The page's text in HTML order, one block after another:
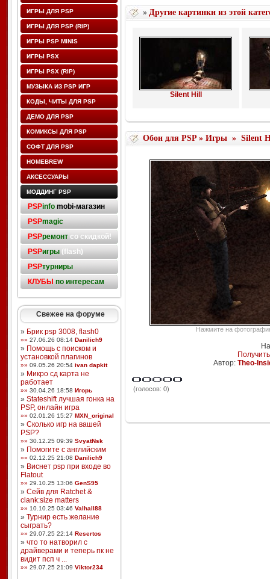
ИГРЫ ДЛЯ PSP
ИГРЫ ДЛЯ PSP (RIP)
ИГРЫ PSP MINIS
ИГРЫ PSX
ИГРЫ PSX (RIP)
МУЗЫКА ИЗ PSP ИГР
КОДЫ, ЧИТЫ ДЛЯ PSP
ДЕМО ДЛЯ PSP
КОМИКСЫ ДЛЯ PSP
СОФТ ДЛЯ PSP
HOMEBREW
АКСЕССУАРЫ
МОДДИНГ PSP
PSPinfo mobi-магазин
PSPmagic
PSPремонтсо скидкой!
PSPигры(flash)
PSPтурниры
КЛУБЫ по интересам
Свежее на форуме
» Брик psp 3008, flash0
»» 27.06.26 08:14 Danilich9
» Помощь с поиском и
установкой плагинов
»» 09.05.26 20:54 ivan dapkit
» Микро сд карта не
работает
»» 30.04.26 18:58 Игорь
» Stateshift лучшая гонка на
PSP, онлайн игра
»» 02.01.26 15:27 MXN_original
» Сколько игр на вашей
PSP?
»» 30.12.25 09:39 SvyatNsk
» Помогите с английским
»» 02.12.25 21:08 Danilich9
» Виснет psp при входе во
Flatout
»» 29.10.25 13:06 GenS95
» Сейв для Ratchet &
clank:size matters
»» 10.10.25 03:46 Valhall88
» Турнир есть желание
сыграть?
»» 29.07.25 22:14 Resertos
» что то натворил с
драйверами и теперь пк не
видит псп ч ...
»» 29.07.25 21:09 Viktor234
» Другие картинки из этой
Silent Hill
Обои для PSP» Игры» Silent
Нажмите на
Автор: Theo-
(голосов: 0)